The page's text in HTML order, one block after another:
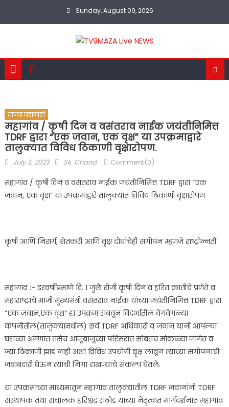
Sunday, August 09, 2026
ताज्या घडामोडी
महागांव / कृषी दिन व वसंतराव नाईक जयंतीनिमित्त
TDRF द्वारा “एक जवान, एक वृक्ष” या उपक्रमाद्वारे
तालुक्यात विविध ठिकाणी वृक्षारोपण.
Posted
July 3, 2023 Author
Sk. Chand Comment(0)
महागांव / कृषी दिन व वसंतराव नाईक जयंतीनिमित्त TDRF द्वारा “एक
जवान, एक वृक्ष” या उपक्रमाद्वारे तालुक्यात विविध ठिकाणी वृक्षारोपण
कृषी आणि निसर्ग, शेतकरी आणि वृक्ष दोघांचेही संगोपन म्हणजे राष्ट्रोन्नती
महागांव :- दरवर्षीप्रमाणे दि. १ जुलै रोजी कृषी दिन व हरित क्रांतीचे प्रणेते व
महाराष्ट्राचे माजी मुख्यमंत्री वसंतराव नाईक यांच्या जयंतीनिमित्त TDRF द्वारा
“एक जवान,एक वृक्ष” हा उपक्रम राबवून विदर्भातील वेगवेगळ्या
कंपनीतील(तालुक्यांमधील) सर्व TDRF अधिकारी व जवान यांनी आपल्या
घराच्या अंगणात तसेच आजूबाजूच्या परिसरात सोबतच मोकळ्या जागेत व
ज्या ठिकाणी झाड नाही अशा विविध उपयोगी वृक्ष लावून त्याच्या संगोपनाची
जबाबदारी घेऊन त्यांची निगा राखण्याचे संकल्प घेतले.
या उपक्रमाच्या माध्यमातून महागांव तालुक्यातील TDRF जवानांनी TDRF
संस्थापक तथा संचालक हरिश्चंद्र राठोड यांच्या नेतृत्वात मार्गदर्शनात महागांव